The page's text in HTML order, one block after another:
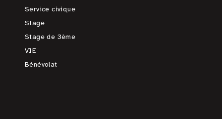
Service civique
Stage
Stage de 3ème
VIE
Bénévolat